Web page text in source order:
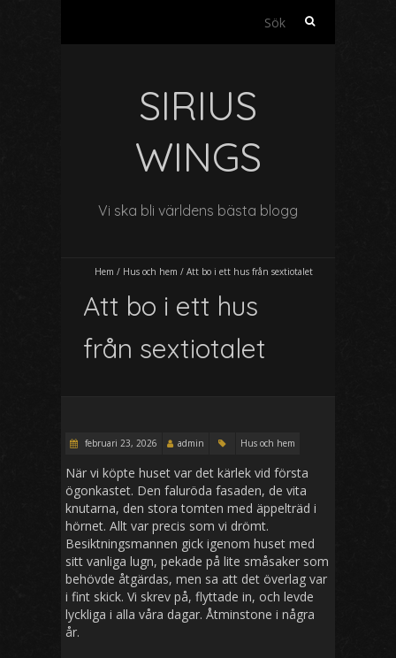
SIRIUS
WINGS
Vi ska bli världens bästa blogg
Hem / Hus och hem / Att bo i ett hus från sextiotalet
Att bo i ett hus
från sextiotalet
februari 23, 2026 admin Hus och hem
När vi köpte huset var det kärlek vid första
ögonkastet. Den faluröda fasaden, de vita
knutarna, den stora tomten med äppelträd i
hörnet. Allt var precis som vi drömt.
Besiktningsmannen gick igenom huset med
sitt vanliga lugn, pekade på lite småsaker som
behövde åtgärdas, men sa att det överlag var
i fint skick. Vi skrev på, flyttade in, och levde
lyckliga i alla våra dagar. Åtminstone i några
år.